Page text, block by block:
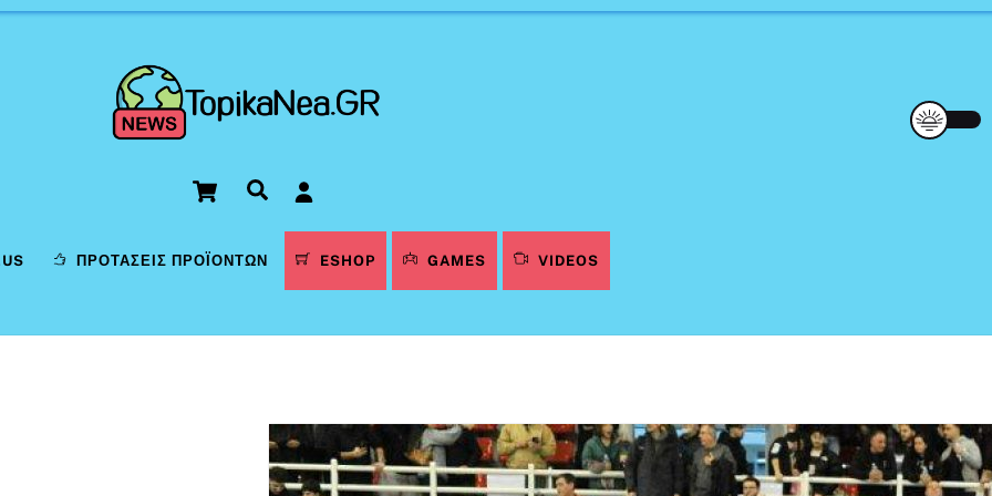
Cart Αναζήτηση
ΠΡΟΤΆΣΕΙΣ ΠΡΟΪΌΝΤΩΝ ESHOP GAMES VIDEOS